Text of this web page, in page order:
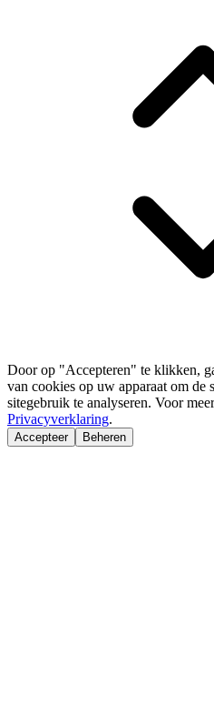
Door op "Accepteren" te klikken,
van cookies op uw apparaat om de
sitegebruik te analyseren. Voor
Privacyverklaring.
Accepteer Beheren